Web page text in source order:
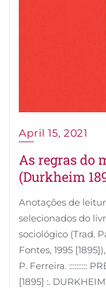
April 15, 2021
As regras do
(Durkheim
Anotações de
selecionados do
sociológico (Trad.
Fontes, 1995
P. Ferreira. ::::::::::
[1895] :.